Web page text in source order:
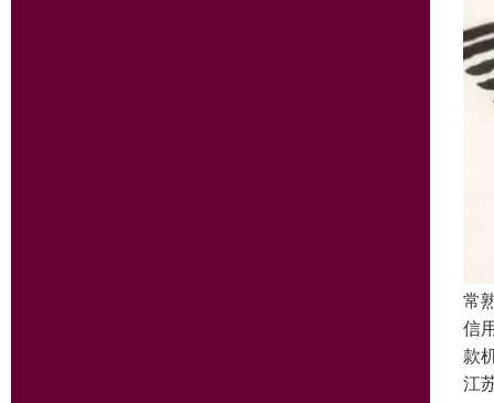
常
信
款
江